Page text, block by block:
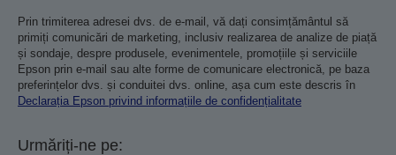
Prin trimiterea adresei dvs. de e-mail, vă dați consimțământul să
primiți comunicări de marketing, inclusiv realizarea de analize de piață
și sondaje, despre produsele, evenimentele, promoțiile și serviciile
Epson prin e-mail sau alte forme de comunicare electronică, pe baza
preferințelor dvs. și conduitei dvs. online, așa cum este descris în
Declarația Epson privind informațiile de confidențialitate
Urmăriți-ne pe: